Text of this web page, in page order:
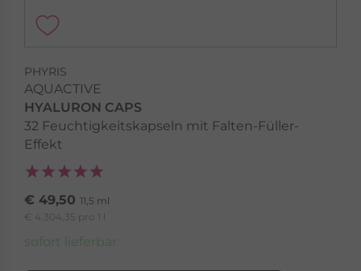
PHYRIS
AQUACTIVE
HYALURON CAPS
32 Feuchtigkeitskapseln mit Falten-Füller-
Effekt
€ 49,50 11,5 ml
€ 4.304,35 pro 1 l
sofort lieferbar